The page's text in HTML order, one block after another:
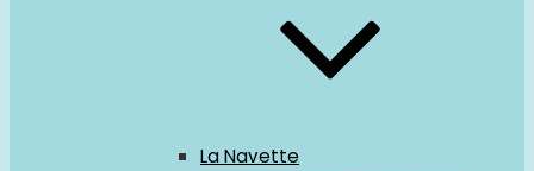
La Navette